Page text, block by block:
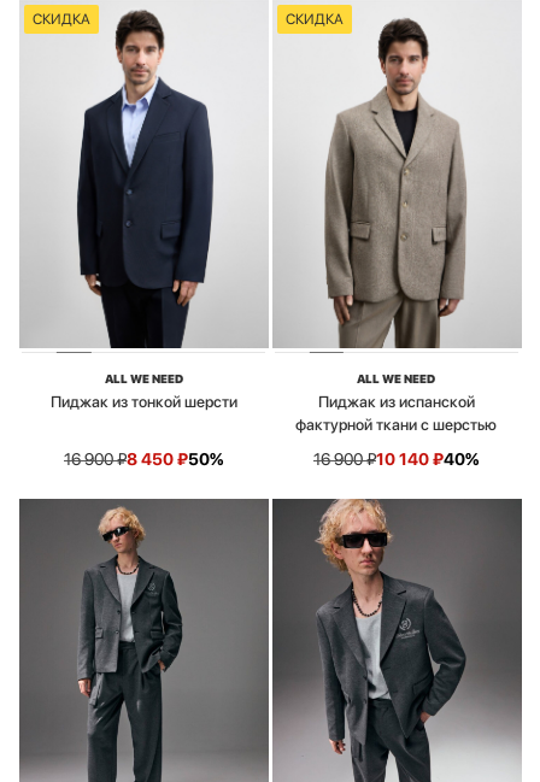
СКИДКА
ALL WE NEED
Пиджак из тонкой шерсти
16 900₽8 450₽50%
СКИДКА
ALL WE NEED
Пиджак из испанской
фактурной ткани с шерстью
16 900₽10 140₽40%